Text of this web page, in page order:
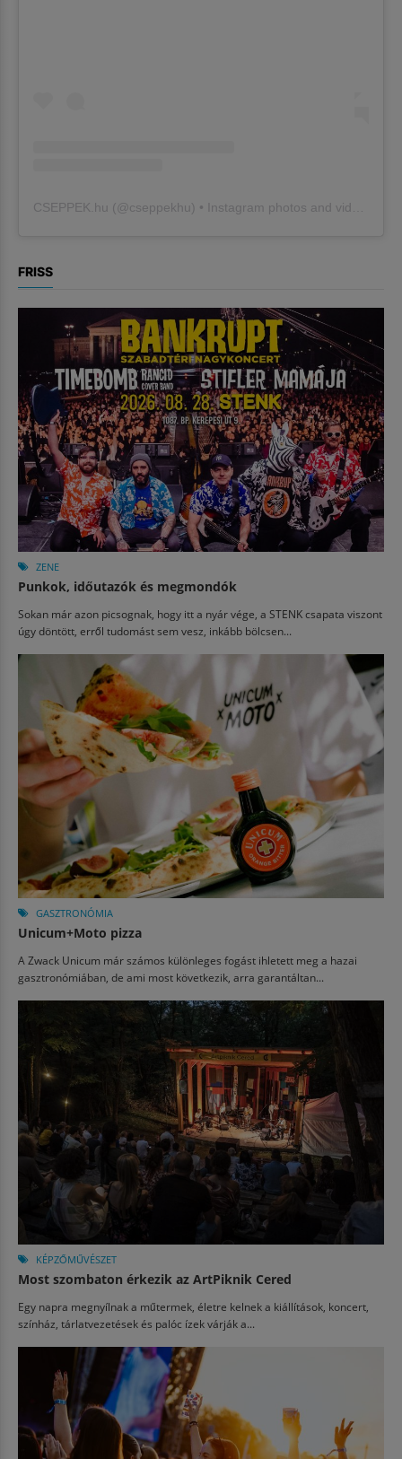
CSEPPEK.hu (@cseppekhu ) • Instagram photos and videos
FRISS
ZENE
Punkok, időutazók és megmondók
Sokan már azon picsognak, hogy itt a nyár vége, a STENK csapata viszont
úgy döntött, erről tudomást sem vesz, inkább bölcsen...
GASZTRONÓMIA
Unicum+Moto pizza
A Zwack Unicum már számos különleges fogást ihletett meg a hazai
gasztronómiában, de ami most következik, arra garantáltan...
KÉPZŐMŰVÉSZET
Most szombaton érkezik az ArtPiknik Cered
Egy napra megnyílnak a műtermek, életre kelnek a kiállítások, koncert,
színház, tárlatvezetések és palóc ízek várják a...